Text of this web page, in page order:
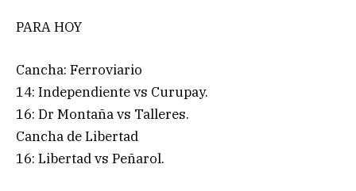
PARA HOY
Cancha: Ferroviario
14: Independiente vs Curupay.
16: Dr Montaña vs Talleres.
Cancha de Libertad
16: Libertad vs Peñarol.